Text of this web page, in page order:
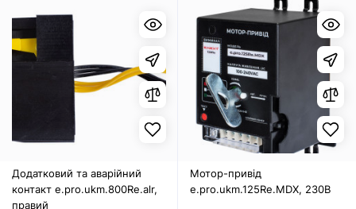
Додатковий та аварійний
контакт e.pro.ukm.800Re.alr,
правий
Мотор-привід
e.pro.ukm.125Re.MDX, 230В